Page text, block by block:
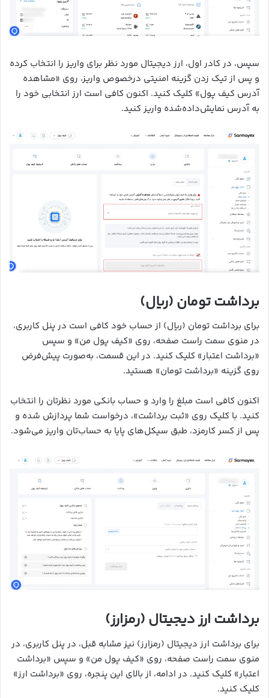
سپس، در کادر اول، ارز دیجیتال مورد نظر برای واریز را انتخاب کرده
و پس از تیک زدن گزینه امنیتی درخصوص واریز، روی «مشاهده
آدرس کیف پول» کلیک کنید. اکنون کافی است ارز انتخابی خود را
به آدرس نمایش‌داده‌شده واریز کنید.
برداشت تومان (ریال)
برای برداشت تومان (ریال) از حساب خود کافی است در پنل کاربری،
در منوی سمت راست صفحه، روی «کیف پول من» و سپس
«برداشت اعتبار» کلیک کنید. در این قسمت، به‌صورت پیش‌فرض
روی گزینه «برداشت تومان» هستید.
اکنون کافی است مبلغ را وارد و حساب بانکی مورد نظرتان را انتخاب
کنید. با کلیک روی «ثبت برداشت»، درخواست شما پردازش شده و
پس از کسر کارمزد، طبق سیکل‌های پایا به حساب‌تان واریز می‌شود.
برداشت ارز دیجیتال (رمزارز)
برای برداشت ارز دیجیتال (رمزارز) نیز مشابه قبل، در پنل کاربری، در
منوی سمت راست صفحه، روی «کیف پول من» و سپس «برداشت
اعتبار» کلیک کنید. در ادامه، از بالای این پنجره، روی «برداشت ارز»
کلیک کنید.